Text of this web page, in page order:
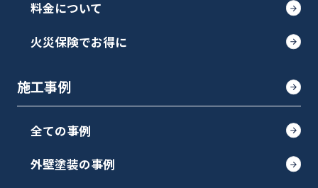
料金について
火災保険でお得に
施工事例
全ての事例
外壁塗装の事例